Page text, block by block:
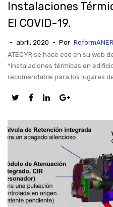
Instalaciones
El COVID-19.
- abril, 2020 - Por
ATECYR se hace eco en su web
*instalaciones térmicas en
recomendable para los lugares